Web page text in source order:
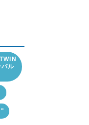
ル